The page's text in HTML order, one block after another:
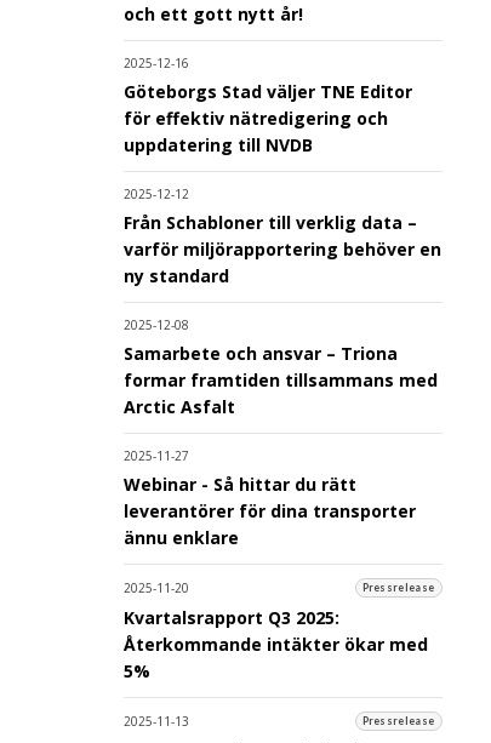
och ett gott nytt år!
2025-12-16
Göteborgs Stad väljer TNE Editor
för effektiv nätredigering och
uppdatering till NVDB
2025-12-12
Från Schabloner till verklig data –
varför miljörapportering behöver en
ny standard
2025-12-08
Samarbete och ansvar – Triona
formar framtiden tillsammans med
Arctic Asfalt
2025-11-27
Webinar - Så hittar du rätt
leverantörer för dina transporter
ännu enklare
2025-11-20 Pressrelease
Kvartalsrapport Q3 2025:
Återkommande intäkter ökar med
5%
2025-11-13 Pressrelease